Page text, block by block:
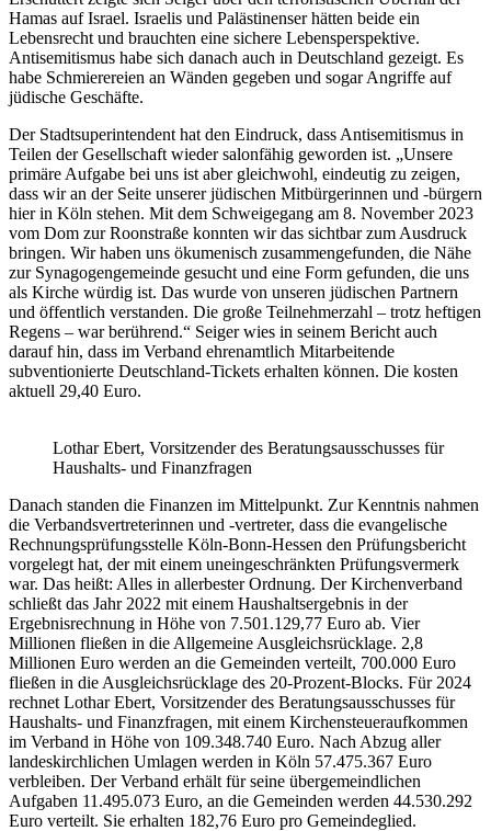
Hamas auf Israel. Israelis und Palästinenser hätten beide ein
Lebensrecht und brauchten eine sichere Lebensperspektive.
Antisemitismus habe sich danach auch in Deutschland gezeigt. Es
habe Schmierereien an Wänden gegeben und sogar Angriffe auf
jüdische Geschäfte.
Der Stadtsuperintendent hat den Eindruck, dass Antisemitismus in
Teilen der Gesellschaft wieder salonfähig geworden ist. „Unsere
primäre Aufgabe bei uns ist aber gleichwohl, eindeutig zu zeigen,
dass wir an der Seite unserer jüdischen Mitbürgerinnen und -bürgern
hier in Köln stehen. Mit dem Schweigegang am 8. November 2023
vom Dom zur Roonstraße konnten wir das sichtbar zum Ausdruck
bringen. Wir haben uns ökumenisch zusammengefunden, die Nähe
zur Synagogengemeinde gesucht und eine Form gefunden, die uns
als Kirche würdig ist. Das wurde von unseren jüdischen Partnern
und öffentlich verstanden. Die große Teilnehmerzahl – trotz heftigen
Regens – war berührend.“ Seiger wies in seinem Bericht auch
darauf hin, dass im Verband ehrenamtlich Mitarbeitende
subventionierte Deutschland-Tickets erhalten können. Die kosten
aktuell 29,40 Euro.
Lothar Ebert, Vorsitzender des Beratungsausschusses für
Haushalts- und Finanzfragen
Danach standen die Finanzen im Mittelpunkt. Zur Kenntnis nahmen
die Verbandsvertreterinnen und -vertreter, dass die evangelische
Rechnungsprüfungsstelle Köln-Bonn-Hessen den Prüfungsbericht
vorgelegt hat, der mit einem uneingeschränkten Prüfungsvermerk
war. Das heißt: Alles in allerbester Ordnung. Der Kirchenverband
schließt das Jahr 2022 mit einem Haushaltsergebnis in der
Ergebnisrechnung in Höhe von 7.501.129,77 Euro ab. Vier
Millionen fließen in die Allgemeine Ausgleichsrücklage. 2,8
Millionen Euro werden an die Gemeinden verteilt, 700.000 Euro
fließen in die Ausgleichsrücklage des 20-Prozent-Blocks. Für 2024
rechnet Lothar Ebert, Vorsitzender des Beratungsausschusses für
Haushalts- und Finanzfragen, mit einem Kirchensteueraufkommen
im Verband in Höhe von 109.348.740 Euro. Nach Abzug aller
landeskirchlichen Umlagen werden in Köln 57.475.367 Euro
verbleiben. Der Verband erhält für seine übergemeindlichen
Aufgaben 11.495.073 Euro, an die Gemeinden werden 44.530.292
Euro verteilt. Sie erhalten 182,76 Euro pro Gemeindeglied.